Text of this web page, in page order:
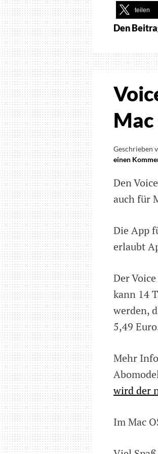
teilen
Den
Mac
Geschrieben
einen
Den
auch für
Die App
erlaubt
Der
kann 14
werden,
5,49
Mehr
wird der
Im Mac